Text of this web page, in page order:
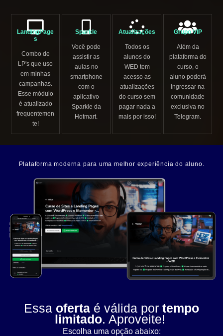
LandingPage
s
Combo de
LP's que uso
em minhas
campanhas.
Esse módulo
é atualizado
frequentemen
te!
Sparkle
Você pode
assistir as
aulas no
smartphone
com o
aplicativo
Sparkle da
Hotmart.
Atualizações
Todos os
alunos do
WED tem
acesso as
atualizações
do curso sem
pagar nada a
mais por isso!
Grupo VIP
Além da
plataforma do
curso, o
aluno poderá
ingressar na
comunidade
exclusiva no
Telegram.
Plataforma moderna para uma melhor experiência do aluno.
Essa oferta é válida por tempo
limitado. Aproveite!
Escolha uma opção abaixo: